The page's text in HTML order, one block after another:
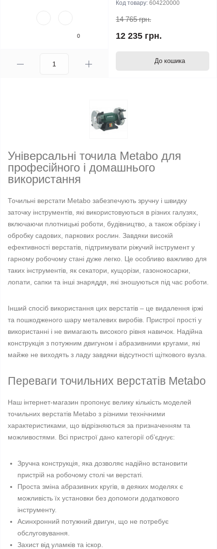
0
Код товару: 604220000
14 765 грн.
12 235 грн.
До кошика
Універсальні точила Metabo для
професійного і домашнього
використання
Точильні верстати Metabo забезпечують зручну і швидку
заточку інструментів, які використовуються в різних галузях,
включаючи плотницькі роботи, будівництво, а також обрізку і
обробку садових, паркових рослин. Завдяки високій
ефективності верстатів, підтримувати ріжучий інструмент у
гарному робочому стані дуже легко. Це особливо важливо для
таких інструментів, як секатори, кущорізи, газонокосарки,
лопати, сапки та інші знаряддя, які зношуються під час роботи.
Інший спосіб використання цих верстатів – це видалення іржі
та пошкодженого шару металевих виробів. Пристрої прості у
використанні і не вимагають високого рівня навичок. Надійна
конструкція з потужним двигуном і абразивними кругами, які
майже не виходять з ладу завдяки відсутності щіткового вузла.
Переваги точильних верстатів Metabo
Наш інтернет-магазин пропонує велику кількість моделей
точильних верстатів Metabo з різними технічними
характеристиками, що відрізняються за призначенням та
можливостями. Всі пристрої дано категорії об’єднує:
Зручна конструкція, яка дозволяє надійно встановити
пристрій на робочому столі чи верстаті.
Проста зміна абразивних кругів, в деяких моделях є
можливість їх установки без допомоги додаткового
інструменту.
Асинхронний потужний двигун, що не потребує
обслуговування.
Захист від уламків та іскор.